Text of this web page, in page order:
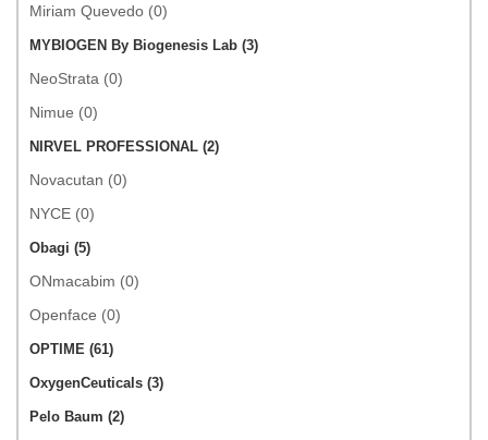
Miriam Quevedo (0)
MYBIOGEN By Biogenesis Lab (3)
NeoStrata (0)
Nimue (0)
NIRVEL PROFESSIONAL (2)
Novacutan (0)
NYCE (0)
Obagi (5)
ONmacabim (0)
Openface (0)
OPTIME (61)
OxygenCeuticals (3)
Pelo Baum (2)